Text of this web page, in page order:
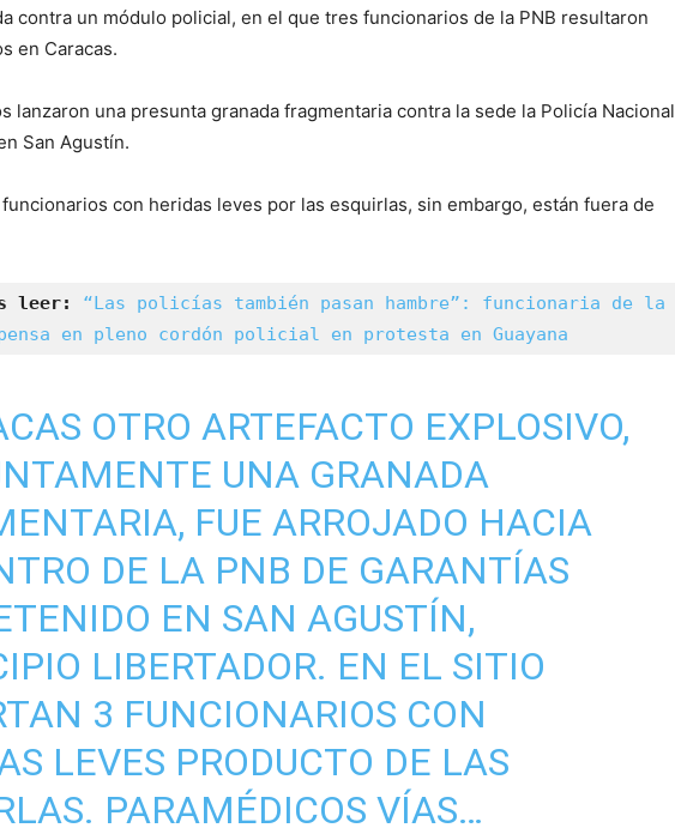
contra un módulo policial, en el que tres funcionarios de la PNB resultaron
en Caracas.
lanzaron una presunta granada fragmentaria contra la sede la Policía Nacional
San Agustín.
con heridas leves por las esquirlas, sin embargo, están fuera de
leer: “Las policías también pasan hambre”: funcionaria de la
en pleno cordón policial en protesta en Guayana
OTRO ARTEFACTO EXPLOSIVO,
UNA GRANADA
FUE ARROJADO HACIA
DE LA PNB DE GARANTÍAS
EN SAN AGUSTÍN,
LIBERTADOR. EN EL SITIO
3 FUNCIONARIOS CON
LEVES PRODUCTO DE LAS
PARAMÉDICOS VÍAS…